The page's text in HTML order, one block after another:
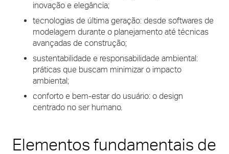
inovação e elegância;
tecnologias de última geração: desde softwares de
modelagem durante o planejamento até técnicas
avançadas de construção;
sustentabilidade e responsabilidade ambiental:
práticas que buscam minimizar o impacto
ambiental;
conforto e bem-estar do usuário: o design
centrado no ser humano.
Elementos fundamentais de